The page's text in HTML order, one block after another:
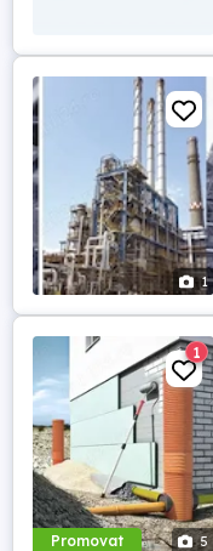
1
Promovat 5
1